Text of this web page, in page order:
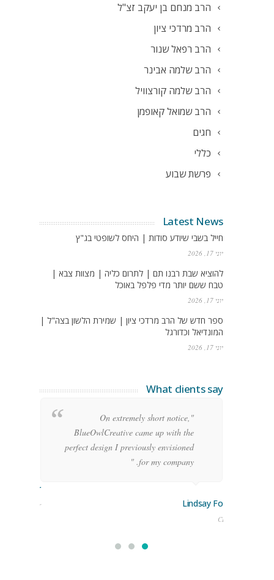
הרב מנחם בן יעקב זצ"ל
הרב מרדכי ציון
הרב רפאל שנור
הרב שלמה אבינר
הרב שלמה קורצוויל
הרב שמואל קאופמן
חגים
כללי
פרשת שבוע
Latest News
חייל בשבי שיודע סודות | היחס לשופטי בג"ץ
יוני 17, 2026
להוציא שבת רבנו תם | לתרום כליה | מצוות צבא |
טבח ששם יותר מדי פלפל באוכל
יוני 17, 2026
ספר חדש של הרב מרדכי ציון | שמירת הלשון בצה"ל |
המונדיאל וכדורגל
יוני 17, 2026
What clients say
"On extremely short notice,
BlueOwlCreative came up with the
perfect design I previously envisioned
for my company. "
Lindsay Ford
CEO
Stoner
Manager